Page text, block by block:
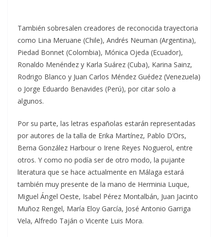
También sobresalen creadores de reconocida trayectoria
como Lina Meruane (Chile), Andrés Neuman (Argentina),
Piedad Bonnet (Colombia), Mónica Ojeda (Ecuador),
Ronaldo Menéndez y Karla Suárez (Cuba), Karina Sainz,
Rodrigo Blanco y Juan Carlos Méndez Guédez (Venezuela)
o Jorge Eduardo Benavides (Perú), por citar solo a
algunos.
Por su parte, las letras españolas estarán representadas
por autores de la talla de Erika Martínez, Pablo D’Ors,
Berna González Harbour o Irene Reyes Noguerol, entre
otros. Y como no podía ser de otro modo, la pujante
literatura que se hace actualmente en Málaga estará
también muy presente de la mano de Herminia Luque,
Miguel Ángel Oeste, Isabel Pérez Montalbán, Juan Jacinto
Muñoz Rengel, María Eloy García, José Antonio Garriga
Vela, Alfredo Taján o Vicente Luis Mora.